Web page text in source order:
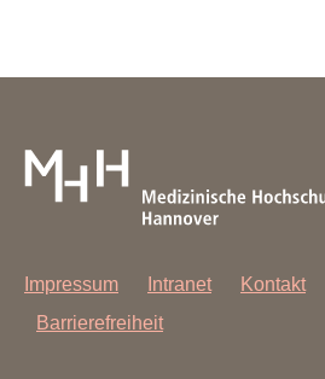
Impressum Intranet Kontakt
Barrierefreiheit